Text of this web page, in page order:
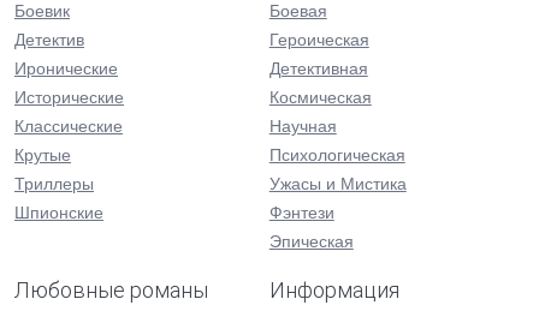
Боевик
Детектив
Иронические
Исторические
Классические
Крутые
Триллеры
Шпионские
Боевая
Героическая
Детективная
Космическая
Научная
Психологическая
Ужасы и Мистика
Фэнтези
Эпическая
Любовные романы Информация